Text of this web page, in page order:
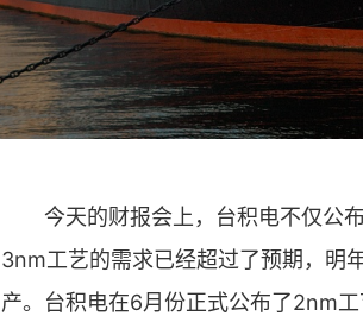
今天的财报会上，台积电不仅公布
3nm工艺的需求已经超过了预期，明
产。台积电在6月份正式公布了2nm